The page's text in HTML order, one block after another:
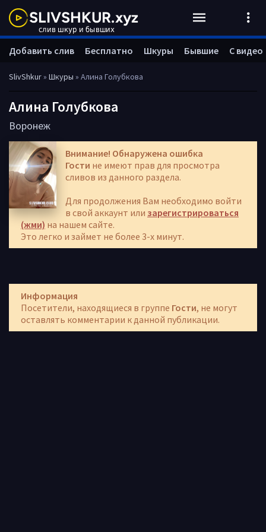
SlivShkur» Шкуры » Алина Голубкова
Алина Голубкова
Воронеж
Внимание! Обнаружена ошибка
Гости не имеют прав для просмотра
сливов из данного раздела.
Для продолжения Вам необходимо войти
в свой аккаунт или зарегистрироваться
(жми) на нашем сайте.
Это легко и займет не более 3-х минут.
Информация
Посетители, находящиеся в группе Гости, не могут
оставлять комментарии к данной публикации.
Добавить слив Бесплатно Шкуры Бывшие С видео